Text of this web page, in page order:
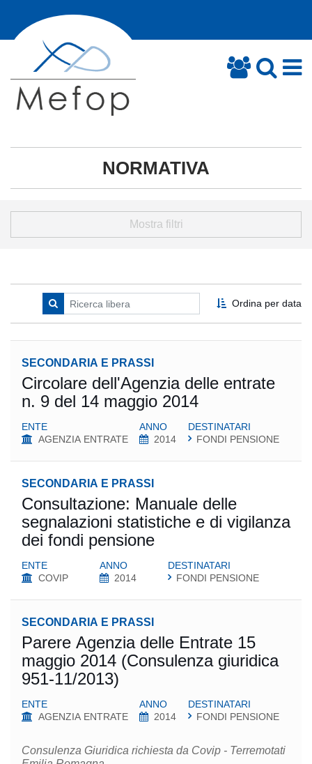
NORMATIVA
Mostra filtri
Ordina per data
SECONDARIA E PRASSI
Circolare dell'Agenzia delle entrate
n. 9 del 14 maggio 2014
ENTE
AGENZIA ENTRATE
ANNO
2014
DESTINATARI
FONDI PENSIONE
SECONDARIA E PRASSI
Consultazione: Manuale delle
segnalazioni statistiche e di vigilanza
dei fondi pensione
ENTE
COVIP
ANNO
2014
DESTINATARI
FONDI PENSIONE
SECONDARIA E PRASSI
Parere Agenzia delle Entrate 15
maggio 2014 (Consulenza giuridica
951-11/2013)
ENTE
AGENZIA ENTRATE
ANNO
2014
DESTINATARI
FONDI PENSIONE
Consulenza Giuridica richiesta da Covip - Terremotati